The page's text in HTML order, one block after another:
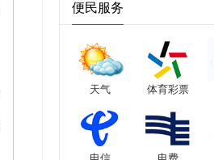
便民服务
天气 体育彩票